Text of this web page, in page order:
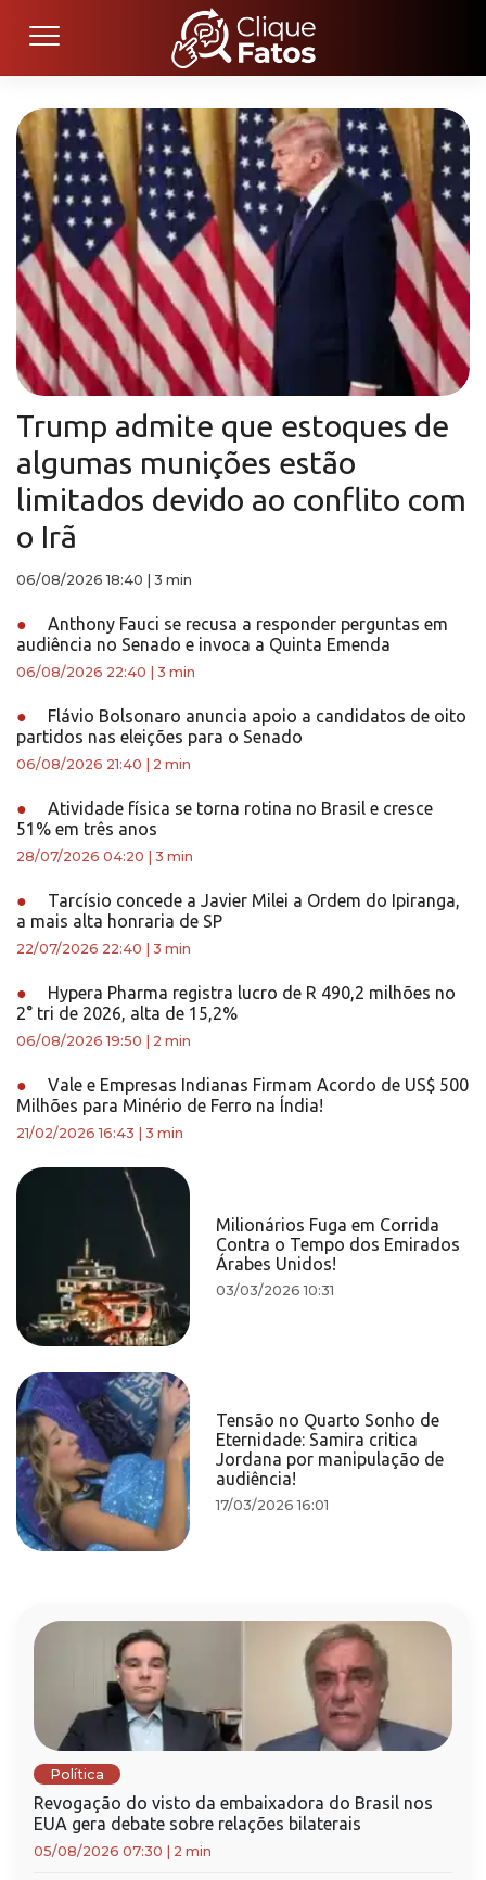
Trump admite que estoques de
algumas munições estão
limitados devido ao conflito com
o Irã
06/08/2026 18:40 3 min
●
Anthony Fauci se recusa a responder perguntas em
audiência no Senado e invoca a Quinta Emenda
06/08/2026 22:40 3 min
●
Flávio Bolsonaro anuncia apoio a candidatos de oito
partidos nas eleições para o Senado
06/08/2026 21:40 2 min
●
Atividade física se torna rotina no Brasil e cresce
51% em três anos
28/07/2026 04:20 3 min
●
Tarcísio concede a Javier Milei a Ordem do Ipiranga,
a mais alta honraria de SP
22/07/2026 22:40 3 min
●
Hypera Pharma registra lucro de R 490,2 milhões no
2° tri de 2026, alta de 15,2%
06/08/2026 19:50 2 min
●
Vale e Empresas Indianas Firmam Acordo de US$ 500
Milhões para Minério de Ferro na Índia!
21/02/2026 16:43 3 min
Milionários Fuga em Corrida
Contra o Tempo dos Emirados
Árabes Unidos!
03/03/2026 10:31
Tensão no Quarto Sonho de
Eternidade: Samira critica
Jordana por manipulação de
audiência!
17/03/2026 16:01
Política
Revogação do visto da embaixadora do Brasil nos
EUA gera debate sobre relações bilaterais
05/08/2026 07:30 2 min